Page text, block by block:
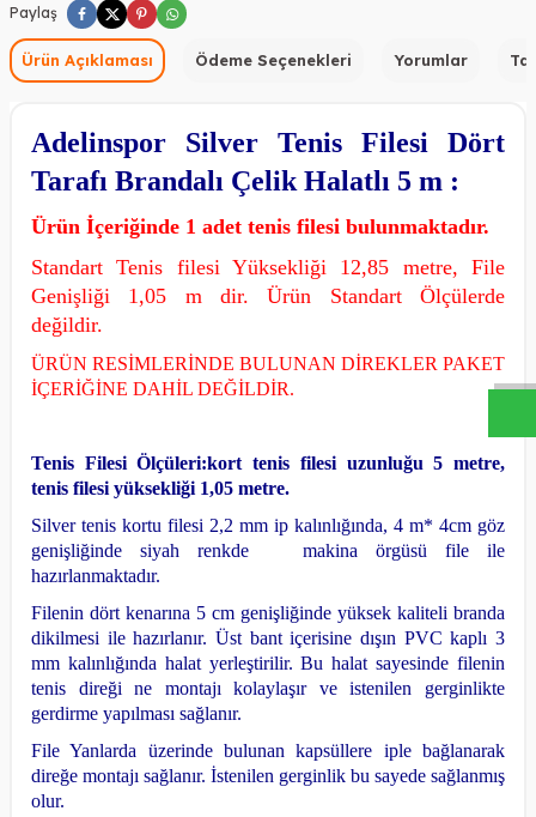
W
h
a
s
a
p
p
D
e
s
t
e
H
a
t
t
Paylaş
Ürün Açıklaması Ödeme Seçenekleri Yorumlar
Adelinspor Silver Tenis Filesi Dört
Tarafı Brandalı Çelik Halatlı 5 m :
Ürün İçeriğinde 1 adet tenis filesi bulunmaktadır.
Standart Tenis filesi Yüksekliği 12,85 metre, File
Genişliği 1,05 m dir. Ürün Standart Ölçülerde
değildir.
ÜRÜN RESİMLERİNDE BULUNAN DİREKLER PAKET
İÇERİĞİNE DAHİL DEĞİLDİR.
Tenis Filesi Ölçüleri:kort tenis filesi uzunluğu 5 metre,
tenis filesi yüksekliği 1,05 metre.
Silver tenis kortu filesi 2,2 mm ip kalınlığında, 4 m* 4cm göz
genişliğinde siyah renkde makina örgüsü file ile
hazırlanmaktadır.
Filenin dört kenarına 5 cm genişliğinde yüksek kaliteli branda
dikilmesi ile hazırlanır. Üst bant içerisine dışın PVC kaplı 3
mm kalınlığında halat yerleştirilir. Bu halat sayesinde filenin
tenis direği ne montajı kolaylaşır ve istenilen gerginlikte
gerdirme yapılması sağlanır.
File Yanlarda üzerinde bulunan kapsüllere iple bağlanarak
direğe montajı sağlanır. İstenilen gerginlik bu sayede sağlanmış
olur.